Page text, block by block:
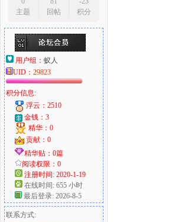
主题
回帖
积分
用户组： 蚁人
UID： 29823
积分信息:
浮云：2510
金钱：3
精华：0
贡献：0
精华贴：0篇
阅读权限：0
注册时间: 2020-1-19
在线时间: 655 小时
最后登录: 2026-8-5
联系方式: